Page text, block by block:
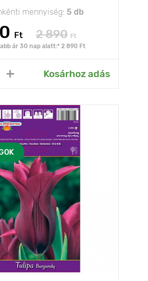
mennyiség: 5 db
Ft 2 890 Ft
ár 30 nap alatt:* 2 890 Ft
Kosárhoz adás